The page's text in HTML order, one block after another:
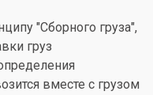
"Сборного груза",
груз
вместе с грузом